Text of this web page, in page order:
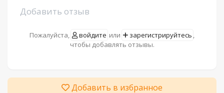
Добавить отзыв
Пожалуйста, войдите или зарегистрируйтесь ,
чтобы добавлять отзывы.
Добавить в избранное